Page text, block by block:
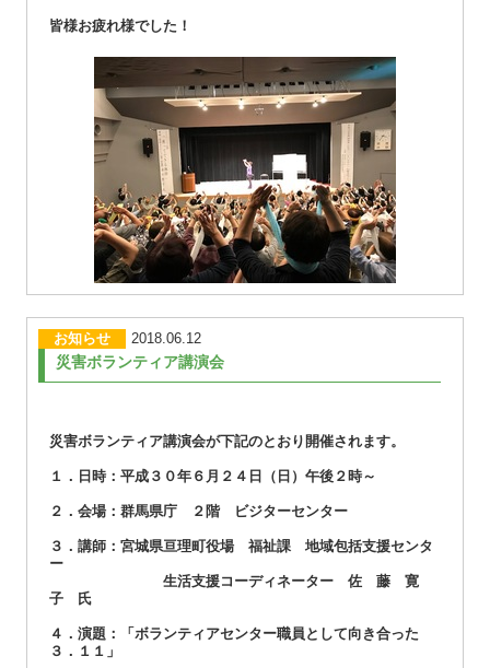
皆様お疲れ様でした！
お知らせ 2018.06.12
災害ボランティア講演会
災害ボランティア講演会が下記のとおり開催されます。
１．日時：平成３０年６月２４日（日）午後２時～
２．会場：群馬県庁 ２階 ビジターセンター
３．講師：宮城県亘理町役場 福祉課 地域包括支援センタ
ー
生活支援コーディネーター 佐 藤 寛
子 氏
４．演題：「ボランティアセンター職員として向き合った
３．１１」